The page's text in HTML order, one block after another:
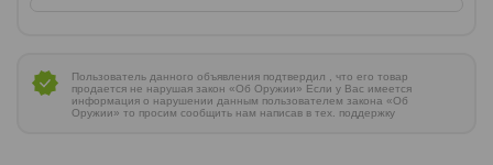
Пользователь данного объявления подтвердил , что его товар
продается не нарушая закон «Об Оружии» Если у Вас имеется
информация о нарушении данным пользователем закона «Об
Оружии» то просим сообщить нам написав в тех. поддержку